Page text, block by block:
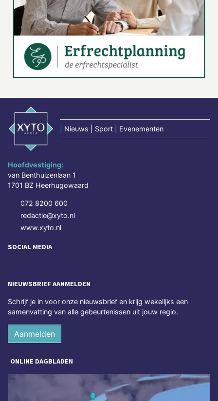
Nieuws | Sport | Evenementen
Hoofdvestiging:
van Benthuizenlaan 1
1701 BZ Heerhugowaard
072 8200 600
redactie@xyto.nl
www.xyto.nl
SOCIAL MEDIA
NIEUWSBRIEF AANMELDEN
Schrijf je in voor onze nieuwsbrief en krijg wekelijks een
samenvatting van alle gebeurtenissen uit jouw regio.
Aanmelden
ONLINE DAGBLADEN